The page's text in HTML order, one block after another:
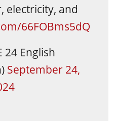
electricity, and
66FOBms5dQ
24 English
September 24,